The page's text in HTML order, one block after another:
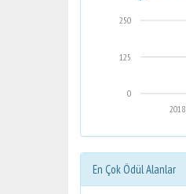
0
125
250
2018
En Çok Ödül Alanlar